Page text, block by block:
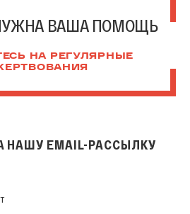
ВАША ПОМОЩЬ
НА РЕГУЛЯРНЫЕ
EMAIL-РАССЫЛКУ
рассылку